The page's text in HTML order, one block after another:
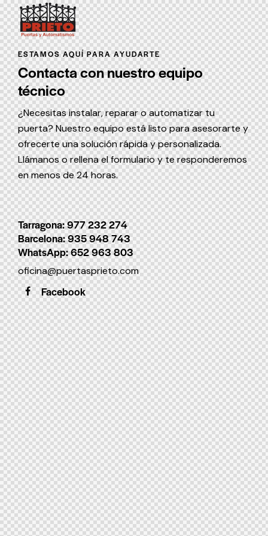
ESTAMOS AQUÍ PARA AYUDARTE
Contacta con nuestro equipo
técnico
¿Necesitas instalar, reparar o automatizar tu
puerta? Nuestro equipo está listo para asesorarte y
ofrecerte una solución rápida y personalizada.
Llámanos o rellena el formulario y te responderemos
en menos de 24 horas.
Tarragona: 977 232 274
Barcelona: 935 948 743
WhatsApp: 652 963 803
oficina@puertasprieto.com
Facebook